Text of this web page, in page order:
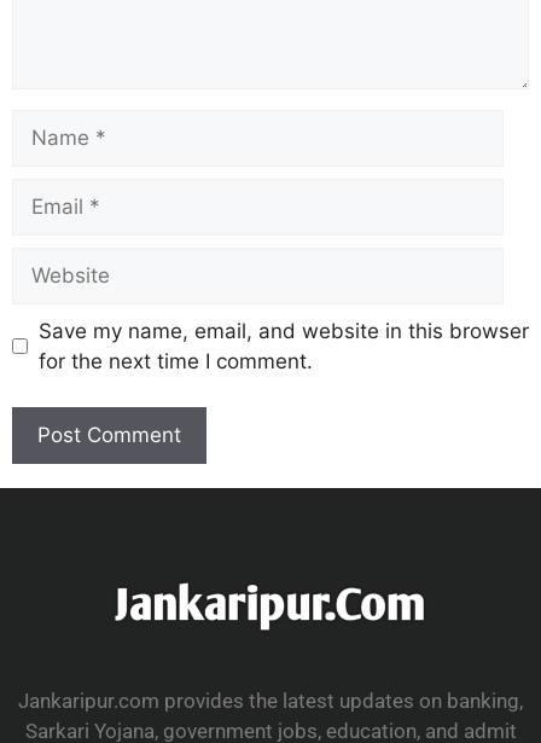
Save my name, email, and website in this browser
for the next time I comment.
Jankaripur.com provides the latest updates on banking,
Sarkari Yojana, government jobs, education, and admit